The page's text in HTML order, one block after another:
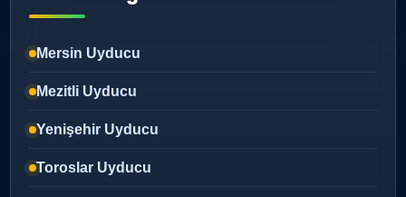
Mersin Uyducu
Mezitli Uyducu
Yenişehir Uyducu
Toroslar Uyducu